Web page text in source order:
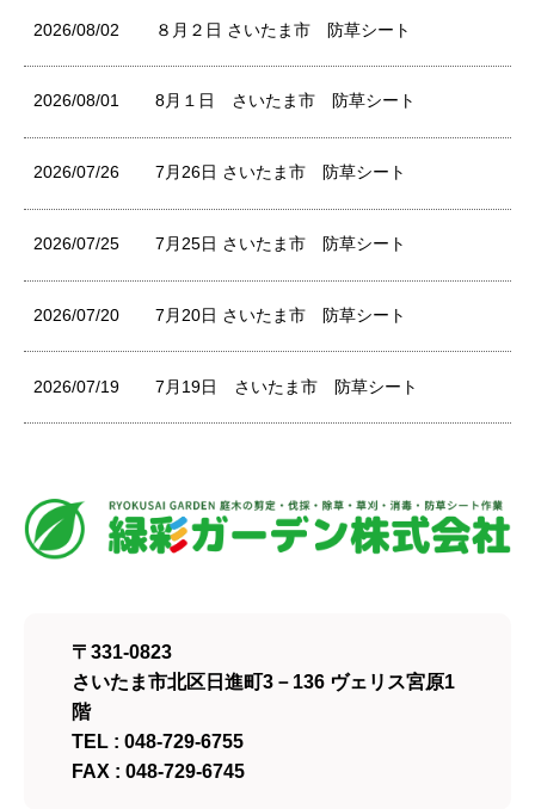
2026/08/02 ８月２日 さいたま市 防草シート
2026/08/01 8月１日 さいたま市 防草シート
2026/07/26 7月26日 さいたま市 防草シート
2026/07/25 7月25日 さいたま市 防草シート
2026/07/20 7月20日 さいたま市 防草シート
2026/07/19 7月19日 さいたま市 防草シート
〒331-0823
さいたま市北区日進町3－136 ヴェリス宮原1
階
TEL : 048-729-6755
FAX : 048-729-6745